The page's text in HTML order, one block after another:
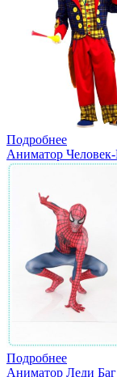
Подробнее
Аниматор
Подробнее
Аниматор Леди Баг